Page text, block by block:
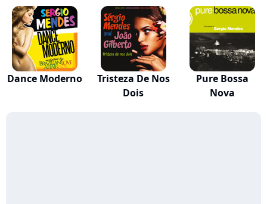
Dance Moderno
Tristeza De Nos
Dois
Pure Bossa
Nova